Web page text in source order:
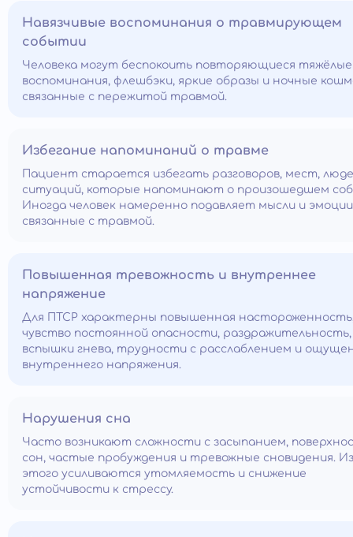
Навязчивые воспоминания о травмирующем
событии
Человека могут беспокоить повторяющиеся тяжёлые
воспоминания, флешбэки, яркие образы и ночные
связанные с пережитой травмой.
Избегание напоминаний о травме
Пациент старается избегать разговоров, мест,
ситуаций, которые напоминают о произошедшем
Иногда человек намеренно подавляет мысли и
связанные с травмой.
Повышенная тревожность и внутреннее
напряжение
Для ПТСР характерны повышенная
чувство постоянной опасности, раздражительность,
вспышки гнева, трудности с расслаблением и
внутреннего напряжения.
Нарушения сна
Часто возникают сложности с засыпанием,
сон, частые пробуждения и тревожные сновидения.
этого усиливаются утомляемость и снижение
устойчивости к стрессу.